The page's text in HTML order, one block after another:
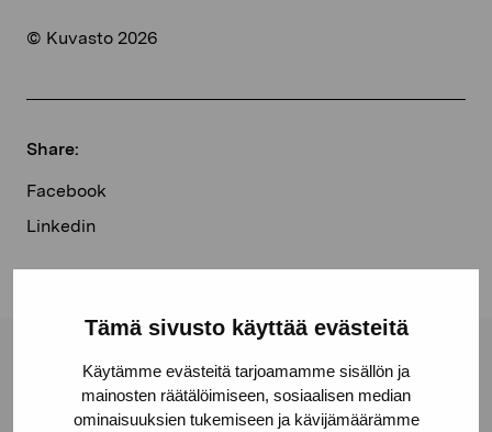
Tämä sivusto käyttää evästeitä
Käytämme evästeitä tarjoamamme sisällön ja
mainosten räätälöimiseen, sosiaalisen median
ominaisuuksien tukemiseen ja kävijämäärämme
© Kuvasto 2026
Share:
Facebook
Linkedin
Pro Artibus Foundation